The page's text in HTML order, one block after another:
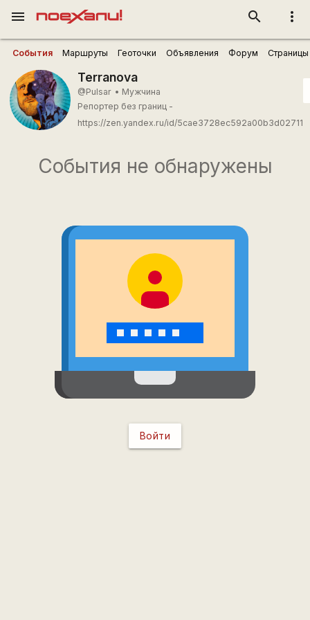
more_vert
search
menu
События Маршруты Геоточки Объявления Форум Страницы
Terranova
@Pulsar • Мужчина
Репортер без границ -
https://zen.yandex.ru/id/5cae3728ec592a00b3d02711
События не обнаружены
Войти